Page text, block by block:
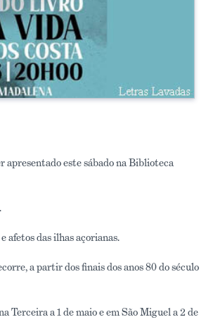
apresentado este sábado na Biblioteca
afetos das ilhas açorianas.
a partir dos finais dos anos 80 do século
Terceira a 1 de maio e em São Miguel a 2 de